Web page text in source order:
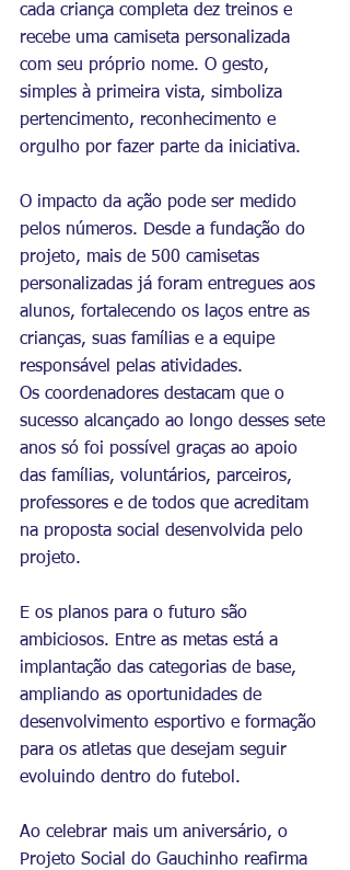
cada criança completa dez treinos e
recebe uma camiseta personalizada
com seu próprio nome. O gesto,
simples à primeira vista, simboliza
pertencimento, reconhecimento e
orgulho por fazer parte da iniciativa.
O impacto da ação pode ser medido
pelos números. Desde a fundação do
projeto, mais de 500 camisetas
personalizadas já foram entregues aos
alunos, fortalecendo os laços entre as
crianças, suas famílias e a equipe
responsável pelas atividades.
Os coordenadores destacam que o
sucesso alcançado ao longo desses sete
anos só foi possível graças ao apoio
das famílias, voluntários, parceiros,
professores e de todos que acreditam
na proposta social desenvolvida pelo
projeto.
E os planos para o futuro são
ambiciosos. Entre as metas está a
implantação das categorias de base,
ampliando as oportunidades de
desenvolvimento esportivo e formação
para os atletas que desejam seguir
evoluindo dentro do futebol.
Ao celebrar mais um aniversário, o
Projeto Social do Gauchinho reafirma